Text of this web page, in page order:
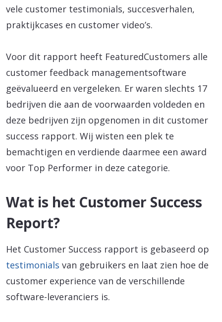
vele customer testimonials, succesverhalen,
praktijkcases en customer video’s.
Voor dit rapport heeft FeaturedCustomers alle
customer feedback managementsoftware
geëvalueerd en vergeleken. Er waren slechts 17
bedrijven die aan de voorwaarden voldeden en
deze bedrijven zijn opgenomen in dit customer
success rapport. Wij wisten een plek te
bemachtigen en verdiende daarmee een award
voor Top Performer in deze categorie.
Wat is het Customer Success
Report?
Het Customer Success rapport is gebaseerd op
testimonials van gebruikers en laat zien hoe de
customer experience van de verschillende
software-leveranciers is.